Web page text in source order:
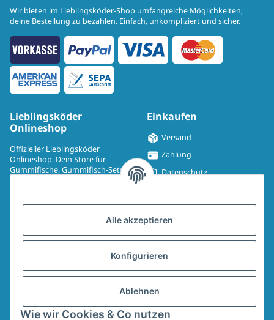
Alle akzeptieren
Konfigurieren
Ablehnen
Wie wir Cookies & Co nutzen
Wir bieten im Lieblingsköder-Shop umfangreiche Möglichkeiten,
deine Bestellung zu bezahlen. Einfach, unkompliziert und sicher.
Lieblingsköder
Onlineshop
Offizieller Lieblingsköder
Onlineshop. Dein Store für
Gummifische, Gummifisch-Sets,
Einkaufen
Versand
Zahlung
Datenschutz
Widerrufsrecht
AGB
Sitemap
Widerrufsformular
Vertrag widerrufen